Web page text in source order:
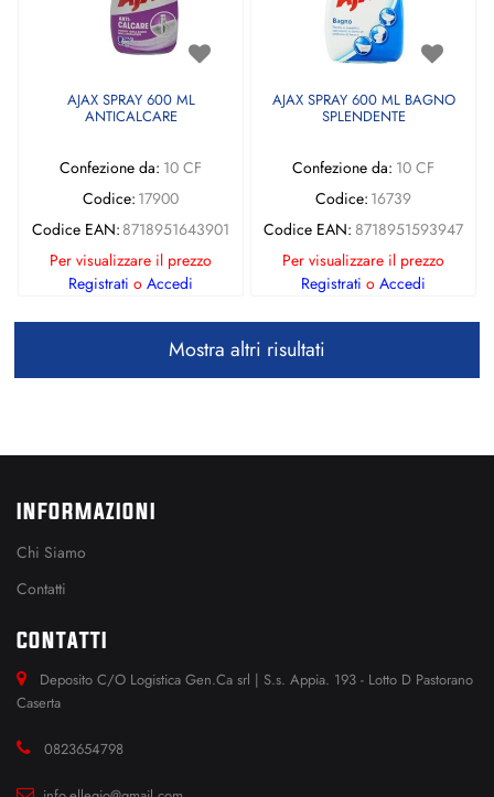
AJAX SPRAY 600 ML
ANTICALCARE
Confezione da: 10 CF
Codice: 17900
Codice EAN: 8718951643901
Per visualizzare il prezzo
Registrati o Accedi
AJAX SPRAY 600 ML BAGNO
SPLENDENTE
Confezione da: 10 CF
Codice: 16739
Codice EAN: 8718951593947
Per visualizzare il prezzo
Registrati o Accedi
Mostra altri risultati
INFORMAZIONI
Chi Siamo
Contatti
CONTATTI
Deposito C/O Logistica Gen.Ca srl | S.s. Appia. 193 - Lotto D Pastorano
Caserta
0823654798